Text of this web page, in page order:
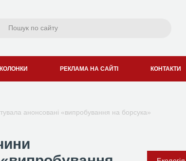
КОЛОНКИ РЕКЛАМА НА САЙТІ КОНТАКТИ
анонсовані «випробування на борсука»